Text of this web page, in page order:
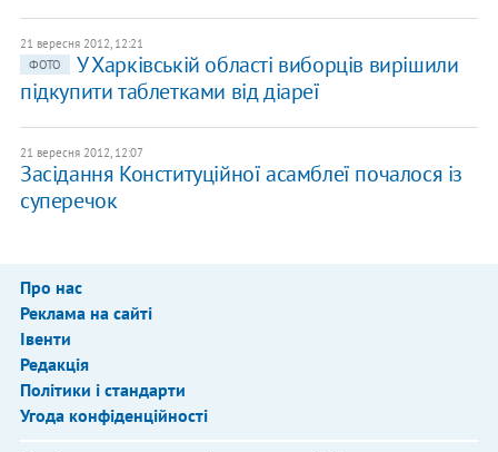
21 вересня 2012, 12:21
ФОТО
У Харківській області виборців вирішили
підкупити таблетками від діареї
21 вересня 2012, 12:07
Засідання Конституційної асамблеї почалося із
суперечок
Про нас
Реклама на сайті
Івенти
Редакція
Політики і стандарти
Угода конфіденційності